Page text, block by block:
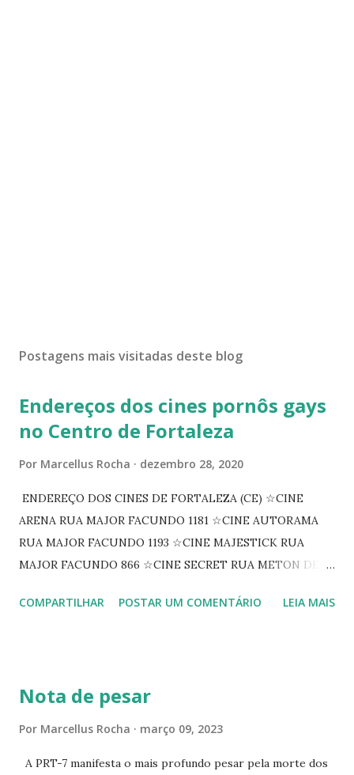
Postagens mais visitadas deste blog
Endereços dos cines pornôs gays
no Centro de Fortaleza
Por Marcellus Rocha dezembro 28, 2020
ENDEREÇO DOS CINES DE FORTALEZA (CE) ☆CINE
ARENA RUA MAJOR FACUNDO 1181 ☆CINE AUTORAMA
RUA MAJOR FACUNDO 1193 ☆CINE MAJESTICK RUA
MAJOR FACUNDO 866 ☆CINE SECRET RUA METON DE
PEIXOTO 1307 ☆CINE IRIS RUA FLORIANO PEIXOTO 1206
☆CINE VIP CLUBE RUA 24 DE MAIO 825 ☆CINE ECLIPSE
COMPARTILHAR POSTAR UM COMENTÁRIO LEIA MAIS
Nota de pesar
Por Marcellus Rocha março 09, 2023
A PRT-7 manifesta o mais profundo pesar pela morte dos